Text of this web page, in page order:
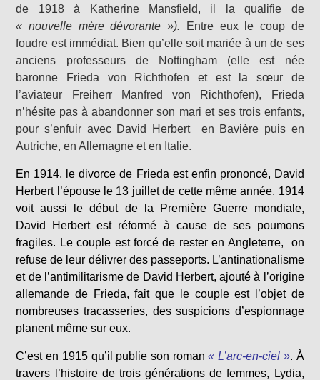
de 1918 à Katherine Mansfield, il la qualifie de
« nouvelle mère dévorante »).
Entre eux
le coup de
foudre est immédiat. Bien qu’elle soit mariée à un de ses
anciens professeurs de Nottingham (elle est née
baronne Frieda von Richthofen et est la sœur de
l’aviateur Freiherr Manfred von Richthofen), Frieda
n’hésite pas à abandonner son mari et ses trois enfants,
pour s’enfuir avec David Herbert en Bavière puis en
Autriche, en Allemagne et en Italie.
En 1914, le divorce de Frieda est enfin prononcé, David
Herbert l’épouse le 13 juillet de cette même année. 1914
voit aussi le début de la Première Guerre mondiale,
David Herbert est réformé à cause de ses poumons
fragiles. Le couple est forcé de rester en Angleterre, on
refuse de leur délivrer des passeports. L’antinationalisme
et de l’antimilitarisme de David Herbert, ajouté à l’origine
allemande de Frieda, fait que le couple est l’objet de
nombreuses tracasseries, des suspicions d’espionnage
planent même sur eux.
C’est en 1915 qu’il publie son roman« L’arc-en-ciel ». À
travers l’histoire de trois générations de femmes, Lydia,